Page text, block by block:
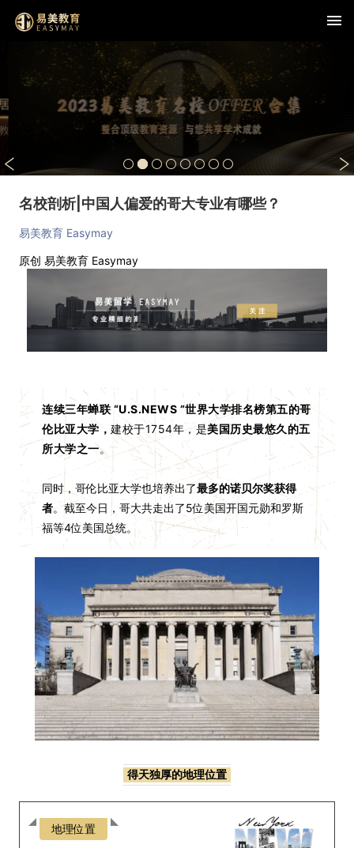
名校剖析|中国人偏爱的哥大专业有哪些？
易美教育 Easymay
原创 易美教育 Easymay
连续三年蝉联 “U.S.NEWS ”世界大学排名榜第五的哥
伦比亚大学， 建校于1754年，是美国历史最悠久的五
所大学之一。
同时，哥伦比亚大学也培养出了最多的诺贝尔奖获得
者。截至今日，哥大共走出了5位美国开国元勋和罗斯
福等4位美国总统。
得天独厚的地理位置
地理位置